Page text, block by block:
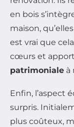
en bois
maison,
est vrai que
cœurs et
patrimoniale à
Enfin, l’aspect
surpris.
plus coûteux,